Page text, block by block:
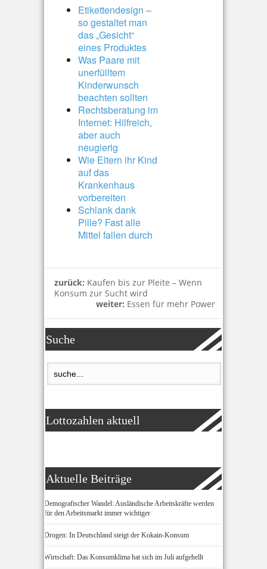
Etikettendesign –
so gestaltet man
das „Gesicht“
eines Produktes
Was Paare mit
unerfülltem
Kinderwunsch
beachten sollten
Rechtsberatung im
Internet: Hilfreich,
aber auch
neugierig
Wie Eltern ihr Kind
auf das
Krankenhaus
vorbereiten
Schlank dank
Pille? Fast alle
Mittel fallen durch
zurück: Kaufen bis zur Pleite – Wenn
Konsum zur Sucht wird
weiter: Essen für mehr Power
Suche
Lottozahlen aktuell
Aktuelle Beiträge
Demografischer Wandel: Ausländische Arbeitskräfte werden
für den Arbeitsmarkt immer wichtiger
Drogen: In Deutschland steigt der Kokain-Konsum
Wirtschaft: Das Konsumklima hat sich im Juli aufgehellt